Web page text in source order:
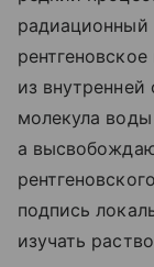
радиационный
из
молекула
а
подпись
изучать